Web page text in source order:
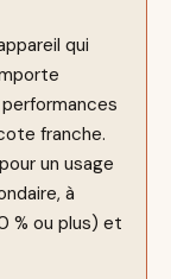
qui
franche.
un usage
à
% ou plus) et